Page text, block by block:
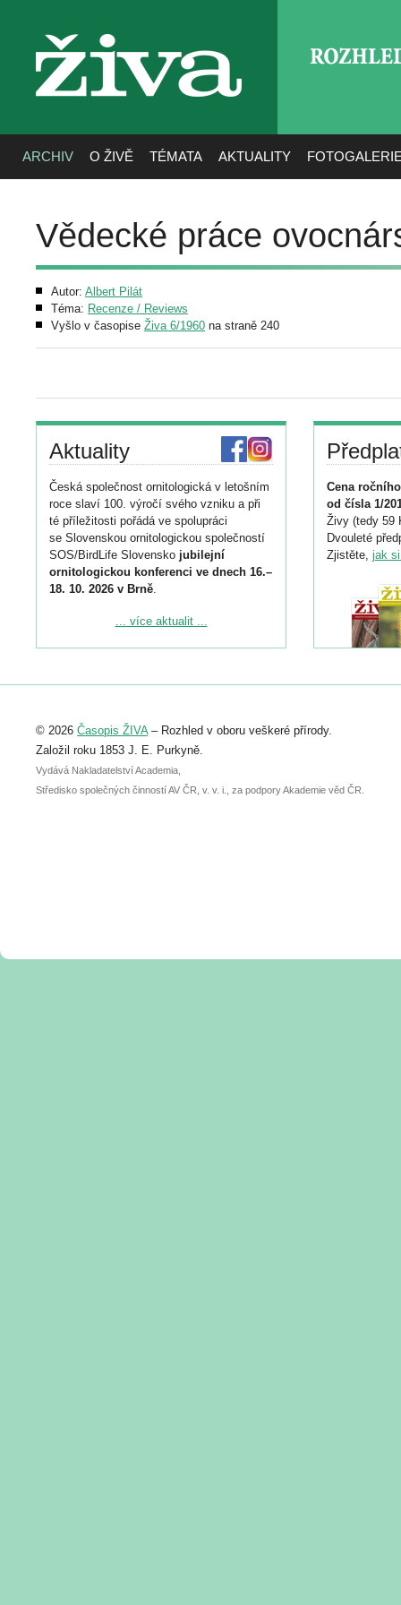
živa
ARCHIV O ŽIVĚ TÉMATA AKTUALITY
Vědecké práce
Autor: Albert Pilát
Téma: Recenze / Reviews
Vyšlo v časopise Živa 6/1960 na straně 240
Aktuality
Česká společnost ornitologická v letošním
roce slaví 100. výročí svého vzniku a při
té příležitosti pořádá ve spolupráci
se Slovenskou ornitologickou společností
SOS/BirdLife Slovensko jubilejní
ornitologickou konferenci ve dnech 16.–
18. 10. 2026 v Brně.
Podrobnější informace ke konferenci
Registrovat se můžete do 6. září.
abstraktu přihlášené přednášky nebo
posteru je už 30. června.
... více aktualit ...
Cena
od čísla 1/
Živy (tedy 59
Dvouleté
Zjistěte, jak
© 2026 Časopis ŽIVA– Rozhled v oboru veškeré přírody.
Založil roku 1853 J. E. Purkyně.
Vydává Nakladatelství Academia,
Středisko společných činností AV ČR, v. v. i., za podpory Akademie věd ČR.